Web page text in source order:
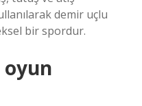
demir uçlu
bir spordur.